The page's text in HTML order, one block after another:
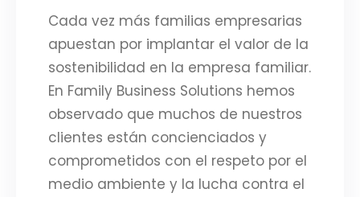
Cada vez más familias empresarias
apuestan por implantar el valor de la
sostenibilidad en la empresa familiar.
En Family Business Solutions hemos
observado que muchos de nuestros
clientes están concienciados y
comprometidos con el respeto por el
medio ambiente y la lucha contra el